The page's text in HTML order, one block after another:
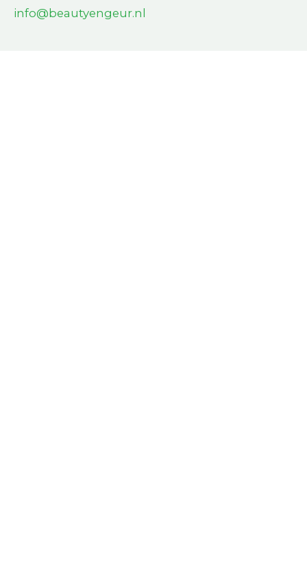
info@beautyengeur.nl